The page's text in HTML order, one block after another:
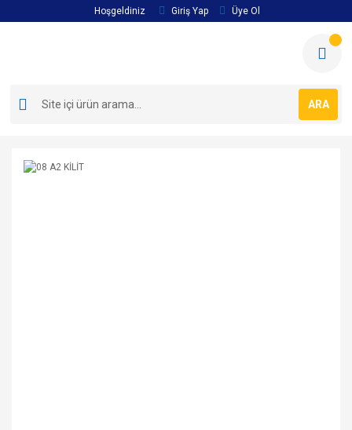
Hoşgeldiniz Giriş Yap Üye Ol
ARA